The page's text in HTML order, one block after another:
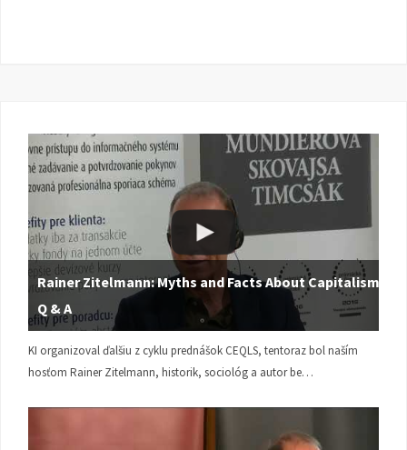
Rainer Zitelmann: Myths and Facts About Capitalism |
Q & A
KI organizoval ďalšiu z cyklu prednášok CEQLS, tentoraz bol naším
hosťom Rainer Zitelmann, historik, sociológ a autor be…